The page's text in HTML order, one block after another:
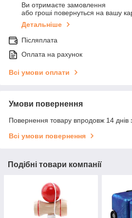
Ви отримаєте замовлення
або гроші повернуться на вашу
Детальніше
Післяплата
Оплата на рахунок
Всі умови оплати
Умови повернення
Повернення товару впродовж 14 днів
Всі умови повернення
Подібні товари компанії